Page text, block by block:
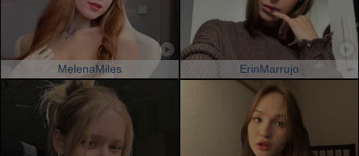
MelenaMiles ErinMarrujo